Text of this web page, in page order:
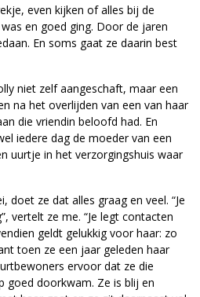
even kijken of alles bij de
en goed ging. Door de jaren
En soms gaat ze daarin best
niet zelf aangeschaft, maar een
na het overlijden van een van haar
die vriendin beloofd had. En
iedere dag de moeder van een
uurtje in het verzorgingshuis waar
doet ze dat alles graag en veel. “Je
vertelt ze me. “Je legt contacten
geldt gelukkig voor haar: zo
toen ze een jaar geleden haar
ervoor dat ze die
goed doorkwam. Ze is blij en